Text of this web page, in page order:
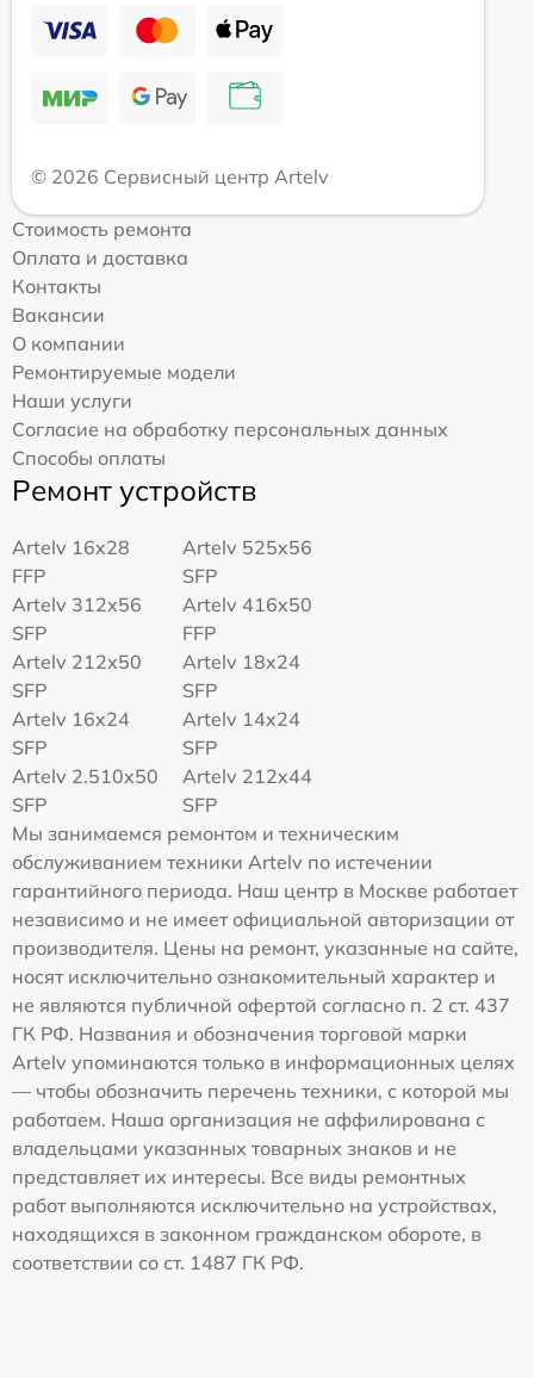
© 2026 Сервисный центр Artelv
Стоимость ремонта
Оплата и доставка
Контакты
Вакансии
О компании
Ремонтируемые модели
Наши услуги
Согласие на обработку персональных данных
Способы оплаты
Ремонт устройств
Artelv 16x28
FFP
Artelv 525x56
SFP
Artelv 312x56
SFP
Artelv 416x50
FFP
Artelv 212x50
SFP
Artelv 18x24
SFP
Artelv 16x24
SFP
Artelv 14x24
SFP
Artelv 2.510x50
SFP
Artelv 212x44
SFP
Мы занимаемся ремонтом и техническим
обслуживанием техники Artelv по истечении
гарантийного периода. Наш центр в Москве работает
независимо и не имеет официальной авторизации от
производителя. Цены на ремонт, указанные на сайте,
носят исключительно ознакомительный характер и
не являются публичной офертой согласно п. 2 ст. 437
ГК РФ. Названия и обозначения торговой марки
Artelv упоминаются только в информационных целях
— чтобы обозначить перечень техники, с которой мы
работаем. Наша организация не аффилирована с
владельцами указанных товарных знаков и не
представляет их интересы. Все виды ремонтных
работ выполняются исключительно на устройствах,
находящихся в законном гражданском обороте, в
соответствии со ст. 1487 ГК РФ.